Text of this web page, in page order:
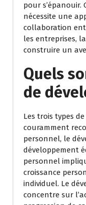
pour s’épanouir.
nécessite une
collaboration
les entreprises,
construire un
Quels
de
Les trois types
couramment
personnel, le
développement
personnel
croissance
individuel. Le
concentre sur